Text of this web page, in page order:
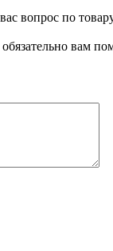
вопрос по
вам